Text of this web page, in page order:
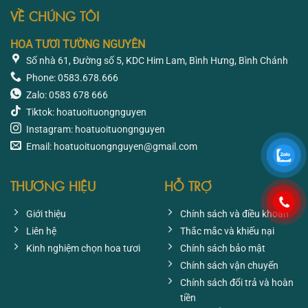
VỀ CHÚNG TÔI
HOA TƯƠI TƯỜNG NGUYÊN
Số nhà 61, Đường số 5, KDC Him Lam, Bình Hưng, Bình Chánh
Phone: 0583.678.666
Zalo: 0583 678 666
Tiktok: hoatuoituongnguyen
Instagram: hoatuoituongnguyen
Email: hoatuoituongnguyen@gmail.com
THƯƠNG HIỆU
Giới thiệu
Liên hệ
Kinh nghiệm chọn hoa tươi
HỖ TRỢ
Chính sách và điều khoản
Thắc mắc và khiếu nại
Chính sách bảo mật
Chính sách vận chuyển
Chính sách đổi trả và hoàn
tiền